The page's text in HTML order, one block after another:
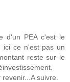
d'un PEA c'est le
ici ce n'est pas un
reste sur le
suivre.